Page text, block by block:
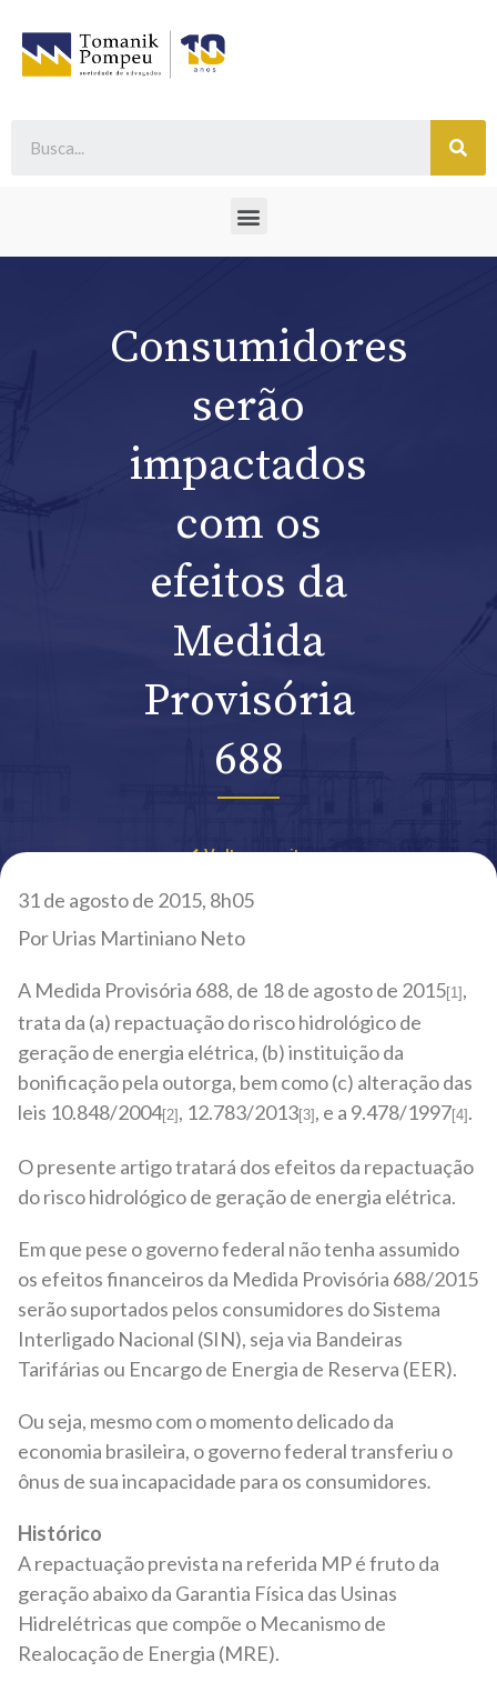
Consumidores
serão
impactados
com os
efeitos da
Medida
Provisória
688
Voltar ao site
31 de agosto de 2015, 8h05
Por Urias Martiniano Neto
A Medida Provisória 688, de 18 de agosto de 2015[1] ,
trata da (a) repactuação do risco hidrológico de
geração de energia elétrica, (b) instituição da
bonificação pela outorga, bem como (c) alteração das
leis 10.848/2004[2] , 12.783/2013[3] , e a 9.478/1997[4] .
O presente artigo tratará dos efeitos da repactuação
do risco hidrológico de geração de energia elétrica.
Em que pese o governo federal não tenha assumido
os efeitos financeiros da Medida Provisória 688/2015
serão suportados pelos consumidores do Sistema
Interligado Nacional (SIN), seja via Bandeiras
Tarifárias ou Encargo de Energia de Reserva (EER).
Ou seja, mesmo com o momento delicado da
economia brasileira, o governo federal transferiu o
ônus de sua incapacidade para os consumidores.
Histórico
A repactuação prevista na referida MP é fruto da
geração abaixo da Garantia Física das Usinas
Hidrelétricas que compõe o Mecanismo de
Realocação de Energia (MRE).